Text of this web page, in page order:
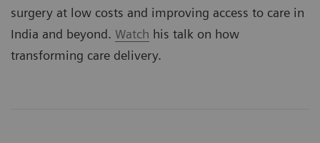
surgery at low costs and improving access to care in
India and beyond. Watch his talk on how
transforming care delivery.